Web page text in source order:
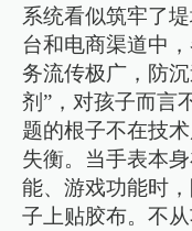
系统看似筑牢了
台和电商渠道中
务流传极广，防
剂”，对孩子而言
题的根子不在技
失衡。当手表本
能、游戏功能时
子上贴胶布。不